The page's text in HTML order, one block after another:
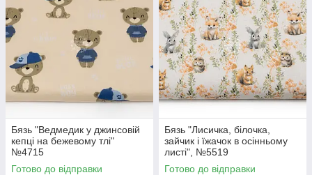
Бязь "Ведмедик у джинсовій
кепці на бежевому тлі"
№4715
Готово до відправки
Бязь "Лисичка, білочка,
зайчик і їжачок в осінньому
листі", №5519
Готово до відправки